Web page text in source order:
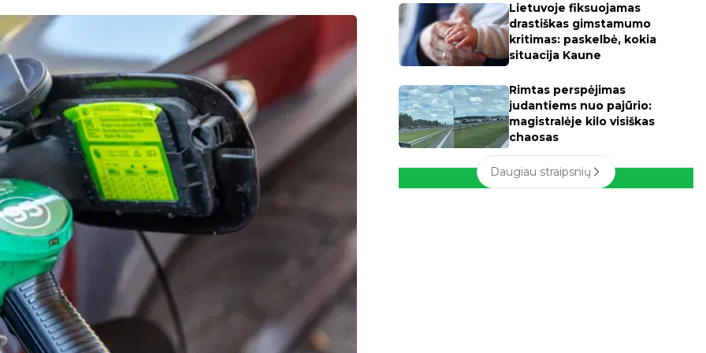
Lietuvoje fiksuojamas
drastiškas gimstamumo
kritimas: paskelbė, kokia
situacija Kaune
Rimtas perspėjimas
judantiems nuo pajūrio:
magistralėje kilo visiškas
chaosas
Daugiau straipsnių